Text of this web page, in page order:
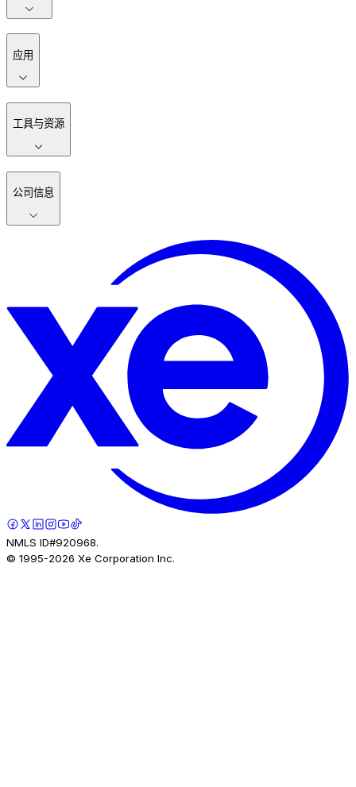
应用
工具与资源
公司信息
NMLS ID#920968.
© 1995-2026 Xe Corporation Inc.